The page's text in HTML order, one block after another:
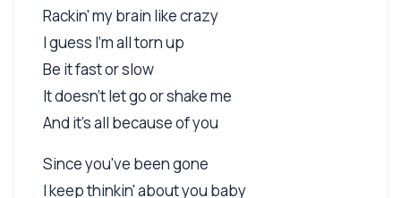
Rackin' my brain like crazy
I guess I'm all torn up
Be it fast or slow
It doesn't let go or shake me
And it's all because of you
Since you've been gone
I keep thinkin' about you baby